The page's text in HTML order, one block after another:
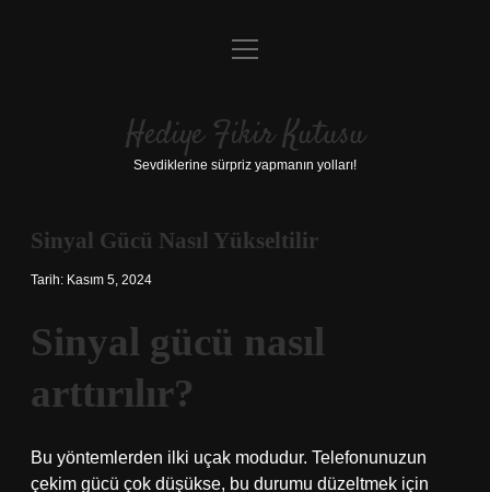
Anasayfa
Yasal Uyarı
menüyü
Hediye Fikir Kutusu
Sevdiklerine sürpriz yapmanın yolları!
Sinyal Gücü Nasıl Yükseltilir
Tarih: Kasım 5, 2024
Sinyal gücü nasıl
arttırılır?
Bu yöntemlerden ilki uçak modudur. Telefonunuzun
çekim gücü çok düşükse, bu durumu düzeltmek için